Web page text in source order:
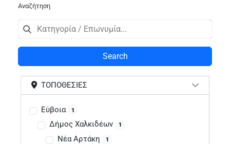
Αναζήτηση
Search
ΤΟΠΟΘΕΣΊΕΣ
Εύβοια 1
Δήμος Χαλκιδέων 1
Νέα Αρτάκη 1